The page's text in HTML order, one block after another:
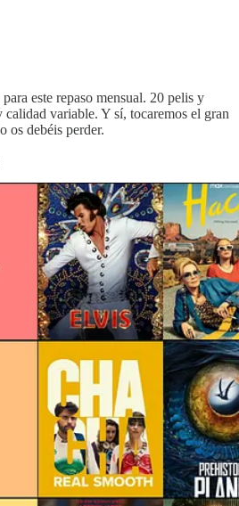
este repaso mensual. 20 pelis y
calidad variable. Y sí, tocaremos el gran
os debéis perder.